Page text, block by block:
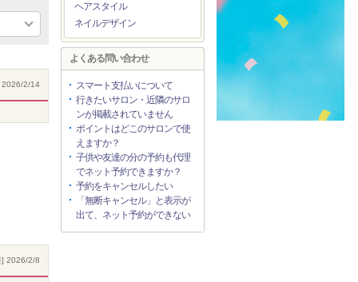
2026/2/14
] 2026/2/8
ヘアスタイル
ネイルデザイン
よくある問い合わせ
スマート支払いについて
行きたいサロン・近隣のサロ
ンが掲載されていません
ポイントはどこのサロンで使
えますか？
子供や友達の分の予約も代理
でネット予約できますか？
予約をキャンセルしたい
「無断キャンセル」と表示が
出て、ネット予約ができない